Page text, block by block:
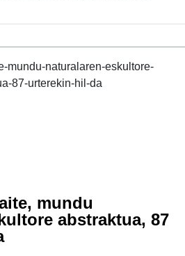
mundu
abstraktua, 87